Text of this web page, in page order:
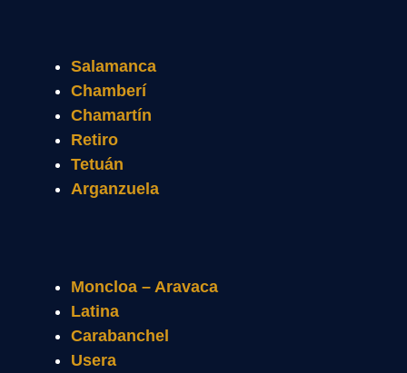
Salamanca
Chamberí
Chamartín
Retiro
Tetuán
Arganzuela
Moncloa – Aravaca
Latina
Carabanchel
Usera